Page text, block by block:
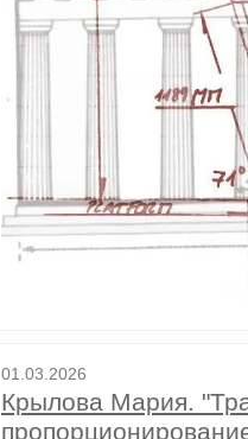
01.03.2026
Крылова Мария.